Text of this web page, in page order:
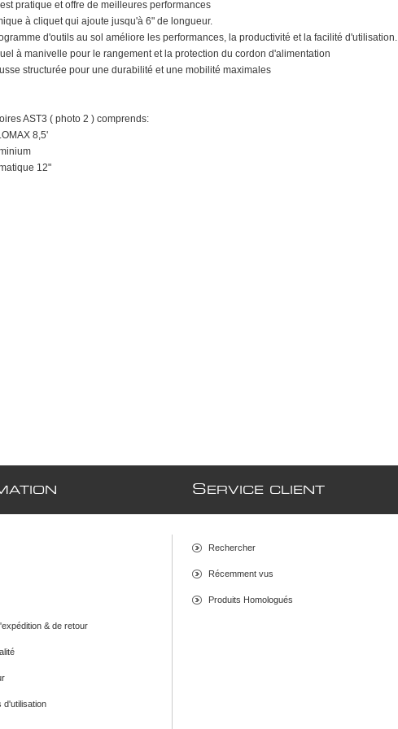
pratique et offre de meilleures performances
à cliquet qui ajoute jusqu'à 6" de longueur.
d'outils au sol améliore les performances, la productivité et la facilité d'utilisation.
à manivelle pour le rangement et la protection du cordon d'alimentation
structurée pour une durabilité et une mobilité maximales
AST3 ( photo 2 ) comprends:
8,5'
12"
& de retour
d'utilisation
S ERVICE CLIENT
Rechercher
Récemment vus
Produits Homologués